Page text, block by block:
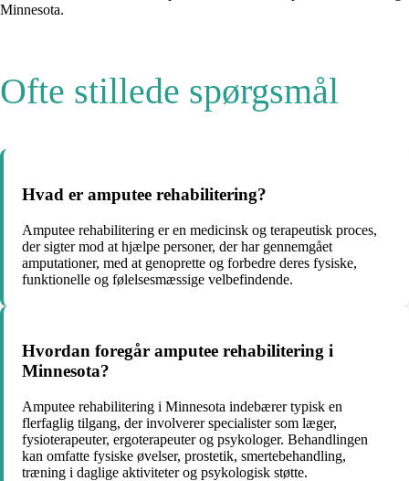
Minnesota.
Ofte stillede spørgsmål
Hvad er amputee rehabilitering?
Amputee rehabilitering er en medicinsk og terapeutisk proces,
der sigter mod at hjælpe personer, der har gennemgået
amputationer, med at genoprette og forbedre deres fysiske,
funktionelle og følelsesmæssige velbefindende.
Hvordan foregår amputee rehabilitering i
Minnesota?
Amputee rehabilitering i Minnesota indebærer typisk en
flerfaglig tilgang, der involverer specialister som læger,
fysioterapeuter, ergoterapeuter og psykologer. Behandlingen
kan omfatte fysiske øvelser, prostetik, smertebehandling,
træning i daglige aktiviteter og psykologisk støtte.